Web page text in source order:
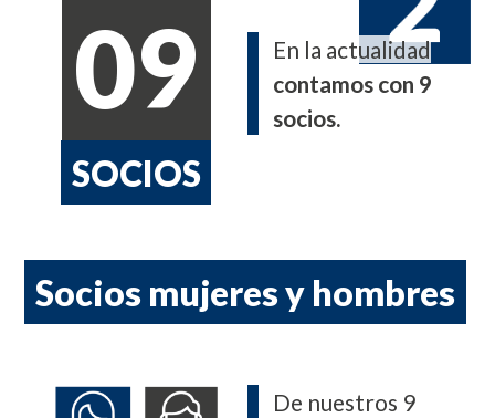
09
SOCIOS
En la actualidad
contamos con 9
socios.
Socios mujeres y hombres
De nuestros 9